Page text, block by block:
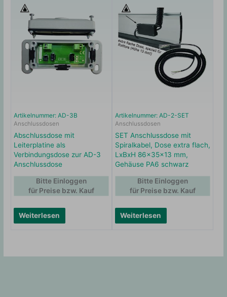
Artikelnummer: AD-3B
Anschlussdosen
Abschlussdose mit
Leiterplatine als
Verbindungsdose zur AD-3
Anschlussdose
Weiterlesen
Bitte Einloggen
für Preise bzw. Kauf
Artikelnummer: AD-2-SET
Anschlussdosen
SET Anschlussdose mit
Spiralkabel, Dose extra flach,
LxBxH 86x35x13 mm,
Gehäuse PA6 schwarz
Weiterlesen
Bitte Einloggen
für Preise bzw. Kauf